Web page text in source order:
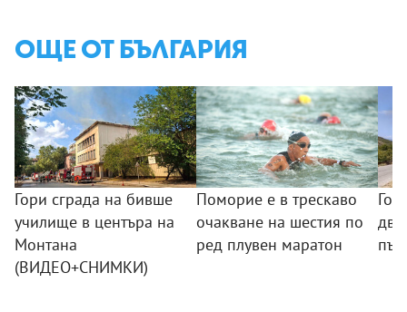
ОЩЕ ОТ БЪЛГАРИЯ
Гори сграда на бивше
училище в центъра на
Монтана
(ВИДЕО+СНИМКИ)
Поморие е в трескаво
очакване на шестия по
ред плувен маратон